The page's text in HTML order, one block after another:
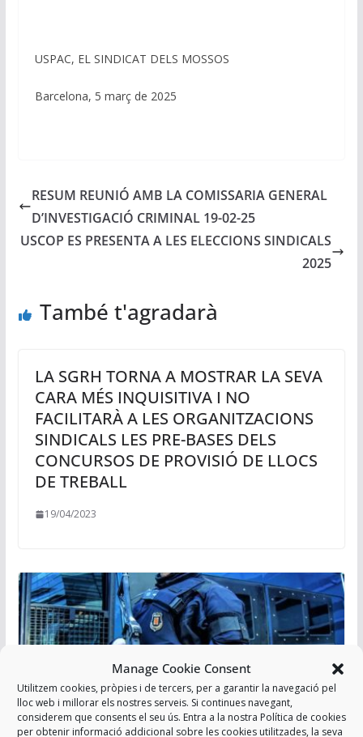
Manage Cookie Consent
Utilitzem cookies, pròpies i de tercers, per a garantir la navegació pel
lloc web i millorar els nostres serveis. Si continues navegant,
considerem que consents el seu ús. Entra a la nostra Política de cookies
per obtenir informació addicional sobre les cookies utilitzades, la seva
USPAC, EL SINDICAT DELS MOSSOS
Barcelona, 5 març de 2025
RESUM REUNIÓ AMB LA COMISSARIA GENERAL
D’INVESTIGACIÓ CRIMINAL 19-02-25
USCOP ES PRESENTA A LES ELECCIONS SINDICALS
2025
També t'agradarà
LA SGRH TORNA A MOSTRAR LA SEVA
CARA MÉS INQUISITIVA I NO
FACILITARÀ A LES ORGANITZACIONS
SINDICALS LES PRE-BASES DELS
CONCURSOS DE PROVISIÓ DE LLOCS
DE TREBALL
19/04/2023